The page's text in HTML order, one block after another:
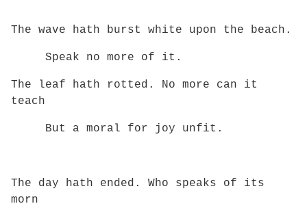
The wave hath burst white upon the beach.
Speak no more of it.
The leaf hath rotted. No more can it
teach
But a moral for joy unfit.
The day hath ended. Who speaks of its
morn